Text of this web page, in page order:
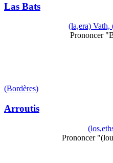
Las Bats
(la,era) Vath,
Prononcer
(Bordères)
Arroutis
Prononcer